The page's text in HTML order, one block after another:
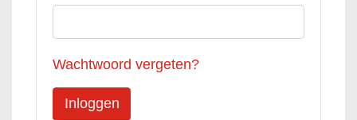
Wachtwoord vergeten?